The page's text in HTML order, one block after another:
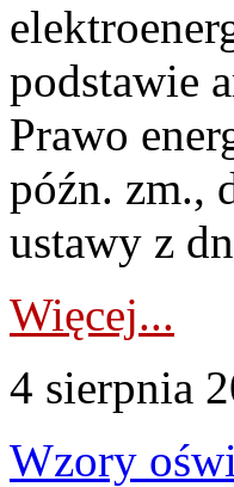
podstawie
Prawo
późn. zm.,
ustawy z
Więcej...
4 sierpnia
Wzory